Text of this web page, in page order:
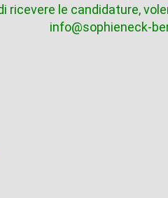
ricevere le candidature,
info@sophieneck-